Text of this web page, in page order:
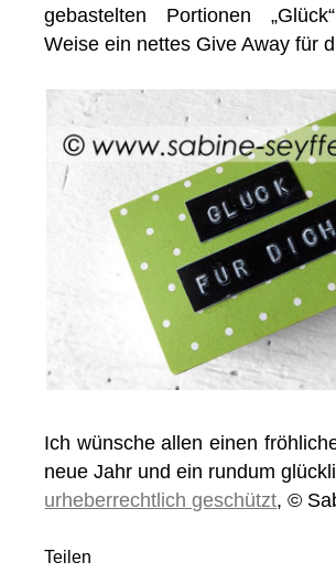
gebastelten Portionen
Weise ein nettes Give Away für
Ich wünsche allen einen
neue Jahr und ein rundum
urheberrechtlich geschützt, ©
Teilen